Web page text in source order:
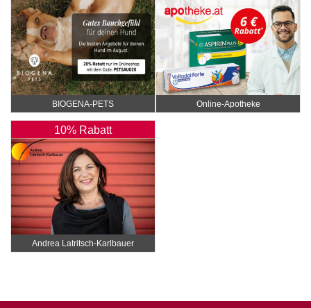
BIOGENA-PETS Online‑Apotheke
10% Rabatt
Andrea Latritsch-Karlbauer